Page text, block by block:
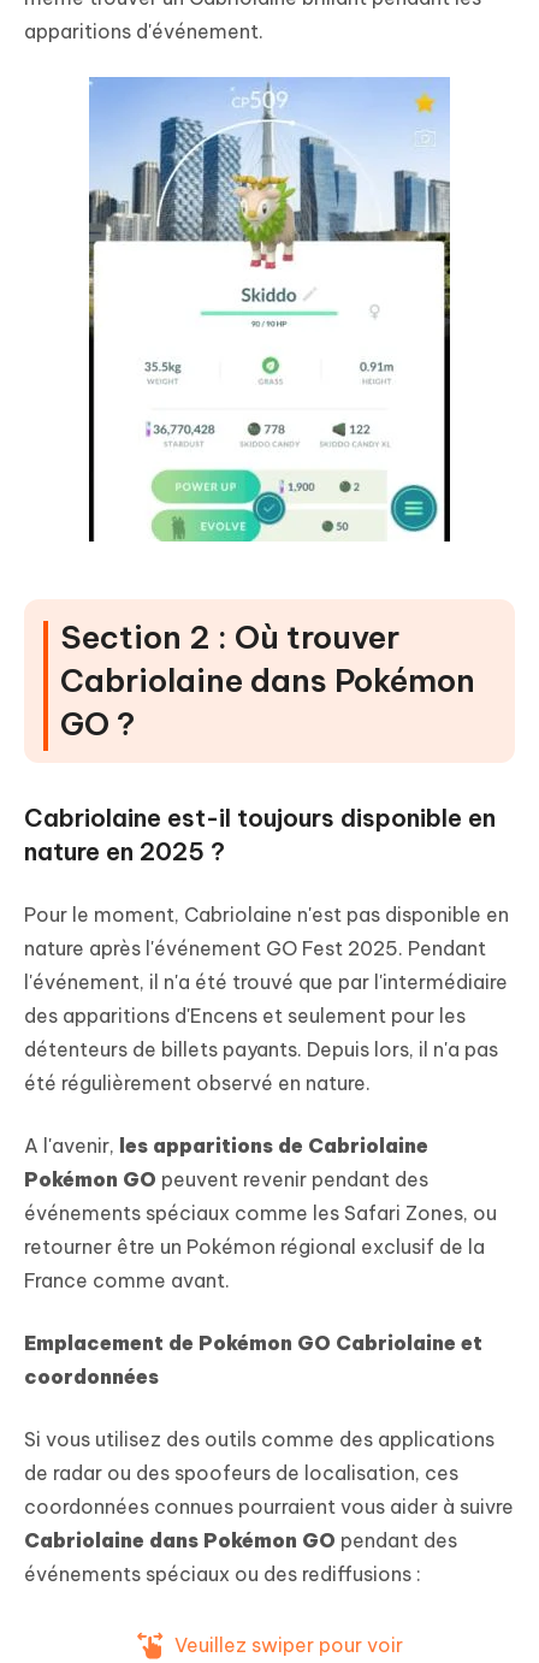
apparitions d'événement.
Section 2 : Où trouver
Cabriolaine dans Pokémon
GO ?
Cabriolaine est-il toujours disponible en
nature en 2025 ?
Pour le moment, Cabriolaine n'est pas disponible en
nature après l'événement GO Fest 2025. Pendant
l'événement, il n'a été trouvé que par l'intermédiaire
des apparitions d'Encens et seulement pour les
détenteurs de billets payants. Depuis lors, il n'a pas
été régulièrement observé en nature.
A l'avenir, les apparitions de Cabriolaine
Pokémon GO peuvent revenir pendant des
événements spéciaux comme les Safari Zones, ou
retourner être un Pokémon régional exclusif de la
France comme avant.
Emplacement de Pokémon GO Cabriolaine et
coordonnées
Si vous utilisez des outils comme des applications
de radar ou des spoofeurs de localisation, ces
coordonnées connues pourraient vous aider à suivre
Cabriolaine dans Pokémon GO pendant des
événements spéciaux ou des rediffusions :
Veuillez swiper pour voir